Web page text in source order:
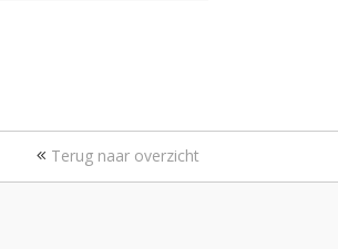
Terug naar overzicht